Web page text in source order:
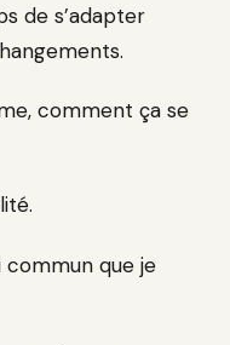
de s’adapter
comment ça se
commun que je